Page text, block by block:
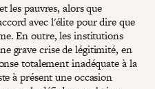
les pauvres, alors que
avec l'élite pour dire que
En outre, les institutions
grave crise de légitimité, en
totalement inadéquate à la
à présent une occasion